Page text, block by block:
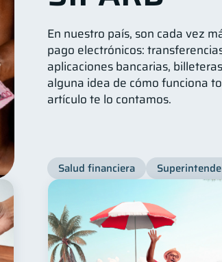
En nuestro país, son cada vez
pago electrónicos:
aplicaciones bancarias,
alguna idea de cómo funciona
artículo te lo contamos.
Salud financiera